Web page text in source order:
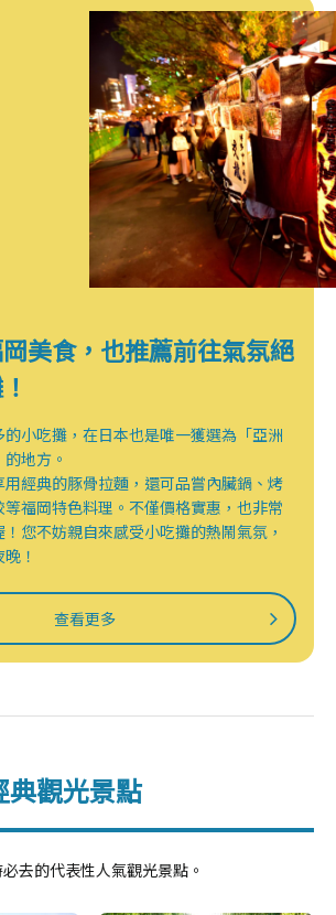
美食，也推薦前往氣氛絕
小吃攤，在日本也是唯一獲選為「亞洲
地方。
經典的豚骨拉麵，還可品嘗內臟鍋、烤
福岡特色料理。不僅價格實惠，也非常
您不妨親自來感受小吃攤的熱鬧氣氛，
！
查看更多
典觀光景點
去的代表性人氣觀光景點。